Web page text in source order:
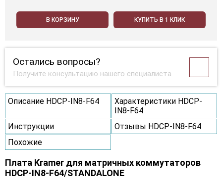
В КОРЗИНУ КУПИТЬ В 1 КЛИК
Остались вопросы?
Получите консультацию нашего специалиста
Описание HDCP-IN8-F64
Характеристики HDCP-
IN8-F64
Инструкции
Отзывы HDCP-IN8-F64
Похожие
Плата Kramer для матричных коммутаторов
HDCP-IN8-F64/STANDALONE